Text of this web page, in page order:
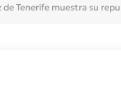
de Tenerife muestra su